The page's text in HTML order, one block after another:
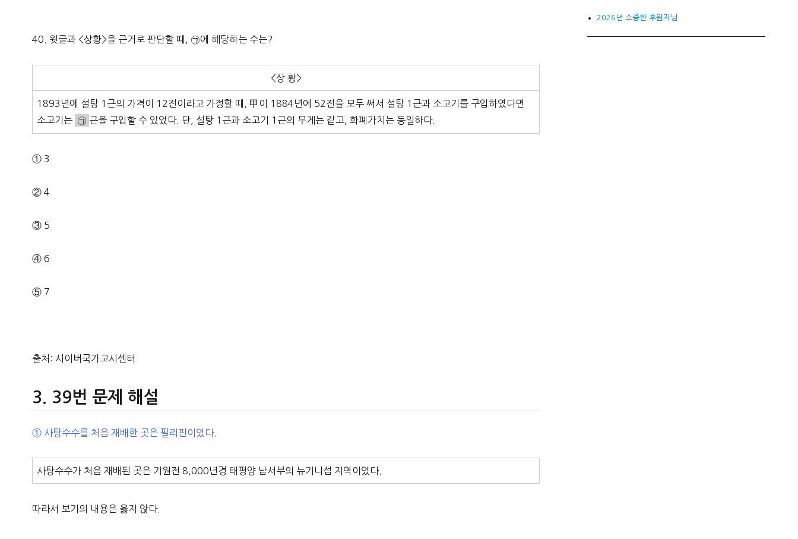
40. 윗글과 <상황>을 근거로 판단할 때, ㉠에 해당하는 수는?
<상 황>
1893년에 설탕 1근의 가격이 12전이라고 가정할 때, 甲이 1884년에 52전을 모두 써서 설탕 1근과 소고기를 구입하였다면
소고기는 ㉠ 근을 구입할 수 있었다. 단, 설탕 1근과 소고기 1근의 무게는 같고, 화폐가치는 동일하다.
① 3
② 4
③ 5
④ 6
⑤ 7
출처: 사이버국가고시센터
39번 문제 해설
① 사탕수수를 처음 재배한 곳은 필리핀이었다.
사탕수수가 처음 재배된 곳은 기원전 8,000년경 태평양 남서부의 뉴기니섬 지역이었다.
따라서 보기의 내용은 옳지 않다.
2026년 소중한 후원자님